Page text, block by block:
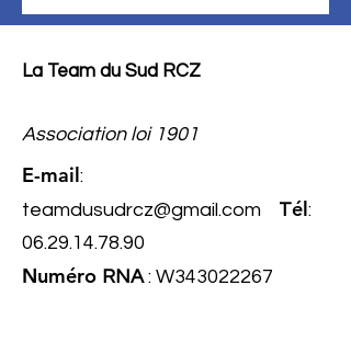
La Team du Sud RCZ
Association loi 1901
E-mail:
teamdusudrcz@gmail.com
Tél:
06.29.14.78.90
Numéro RNA: W343022267